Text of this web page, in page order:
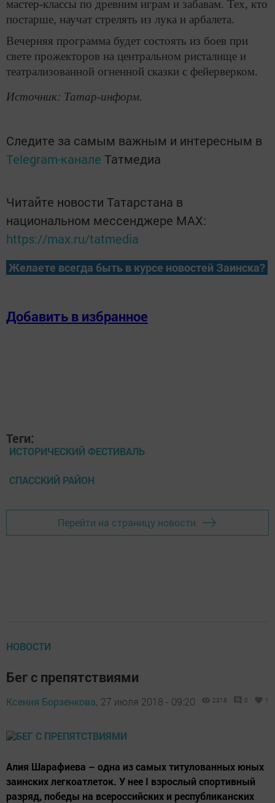
мастер-классы по древним играм и забавам. Тех, кто
постарше, научат стрелять из лука и арбалета.
Вечерняя программа будет состоять из боев при
свете прожекторов на центральном ристалище и
театрализованной огненной сказки с фейерверком.
Источник: Татар-информ.
Следите за самым важным и интересным в
Telegram-канале Татмедиа
Читайте новости Татарстана в
национальном мессенджере MАХ:
https://max.ru/tatmedia
Желаете всегда быть в курсе новостей Заинска?
Добавить в избранное
Теги:
ИСТОРИЧЕСКИЙ ФЕСТИВАЛЬ
СПАССКИЙ РАЙОН
Перейти на страницу новости
НОВОСТИ
Бег с препятствиями
Ксения Борзенкова, 27 июля 2018 - 09:20 2318 0 1
Алия Шарафиева – одна из самых титулованных юных
заинских легкоатлеток. У нее I взрослый спортивный
разряд, победы на всероссийских и республиканских